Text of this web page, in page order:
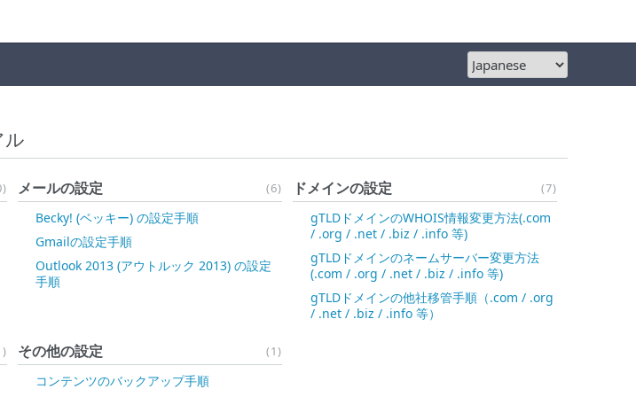
ル
(6)
メールの設定
Becky! (ベッキー) の設定手順
Gmailの設定手順
Outlook 2013 (アウトルック 2013) の設定
手順
(7)
ドメインの設定
gTLDドメインのWHOIS情報変更方法(.com
/ .org / .net / .biz / .info 等)
gTLDドメインのネームサーバー変更方法
(.com / .org / .net / .biz / .info 等)
gTLDドメインの他社移管手順（.com / .org
/ .net / .biz / .info 等）
(1)
その他の設定
コンテンツのバックアップ手順